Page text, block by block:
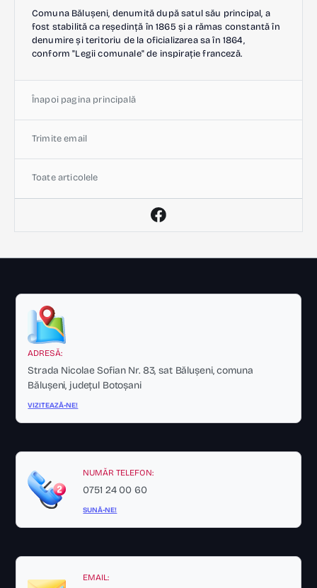
Comuna Bălușeni, denumită după satul său principal, a
fost stabilită ca reședință în 1865 și a rămas constantă în
denumire și teritoriu de la oficializarea sa în 1864,
conform "Legii comunale" de inspirație franceză.
Înapoi pagina principală
Trimite email
Toate articolele
ADRESĂ:
Strada Nicolae Sofian Nr. 83, sat Bălușeni, comuna
Bălușeni, județul Botoșani
VIZITEAZĂ-NE!
NUMĂR TELEFON:
0751 24 00 60
SUNĂ-NE!
EMAIL: